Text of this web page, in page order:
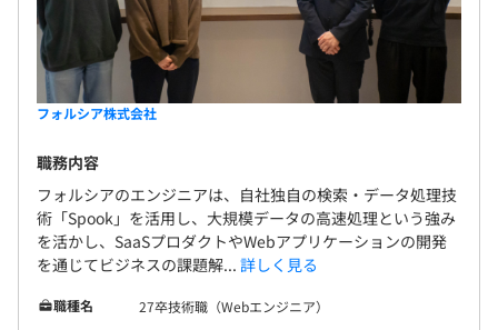
・大規模システム開発：複雑性の高いシステム構築におけ
る設計・実装・テスト
・上流工程への参画：プロジェクトの見積りや仕様検討と
いった、ビジネスサイドと連携した要件の深掘り
・新規開発が中心となり、希望があればインフラ設計・構
フォルシア株式会社
職務内容
フォルシアのエンジニアは、自社独自の検索・データ処理技
術「Spook」を活用し、大規模データの高速処理という強み
を活かし、SaaSプロダクトやWebアプリケーションの開発
を通じてビジネスの課題解... 詳しく見る
職種名
27卒技術職（Webエンジニア）